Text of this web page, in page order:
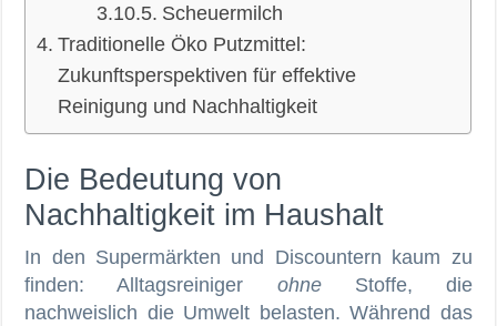
Scheuermilch
Traditionelle Öko Putzmittel:
Zukunftsperspektiven für effektive
Reinigung und Nachhaltigkeit
Die Bedeutung von
Nachhaltigkeit im Haushalt
In den Supermärkten und Discountern kaum zu
finden: Alltagsreiniger ohneStoffe, die
nachweislich die Umwelt belasten. Während das